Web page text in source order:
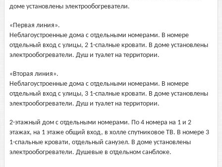
доме установлены электрообогреватели.
«Первая линия».
Неблагоустроенные дома с отдельными номерами. В номере
отдельный вход с улицы, 2 1-спалные кровати. В доме установлены
электрообогреватели. Душ и туалет на территории.
«Вторая линия».
Неблагоустроенные дома с отдельными номерами. В номере
отдельный вход с улицы, 3 1-спалные кровати. В доме установлены
электрообогреватели. Душ и туалет на территории.
2-этажный дом с отдельными номерами. По 4 номера на 1 и 2
этажах, на 1 этаже общий вход, в холле спутниковое ТВ. В номере 3
1-спальные кровати, отдельный санузел. В доме установлены
электрообогреватели. Душевые в отдельном санблоке.